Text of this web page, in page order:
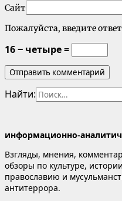
Сайт
Пожалуйста, введите
16 − четыре =
Найти:
информационно-
Взгляды, мнения,
обзоры по культуре,
православию и
антитеррора.